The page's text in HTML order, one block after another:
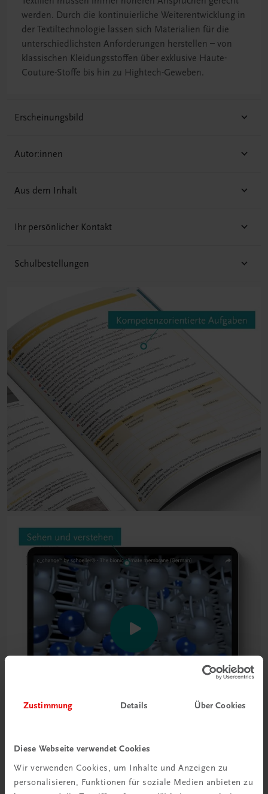
Zustimmung Details Über Cookies
Diese Webseite verwendet Cookies
Wir verwenden Cookies, um Inhalte und Anzeigen zu
personalisieren, Funktionen für soziale Medien anbieten zu
werden. Durch die kontinuierliche Weiterentwicklung in
der Textiltechnologie lassen sich Materialien für die
unterschiedlichsten Anforderungen herstellen – von
klassischen Kleidungsstoffen über exklusive Haute-
Couture-Stoffe bis hin zu Hightech-Geweben.
Erscheinungsbild
Autor:innen
Aus dem Inhalt
Ihr persönlicher Kontakt
Schulbestellungen